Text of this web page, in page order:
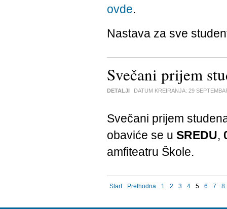
ovde.
Nastava za sve
Svečani prijem
DETALJI DATUM KREIRANJA: 29
Svečani prijem
obaviće se u SREDU,
amfiteatru Škole.
Start Prethodna 1 2 3 4 5 6 7 8